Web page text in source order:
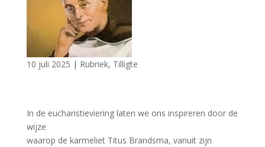
10 juli 2025 | Rubriek, Tilligte
In de eucharistieviering laten we ons inspireren door de
wijze
waarop de karmeliet Titus Brandsma, vanuit zijn